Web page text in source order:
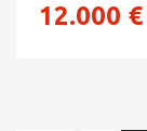
12.000 €